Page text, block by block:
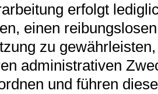
erfolgt
einen
zu
administrativen
und führen